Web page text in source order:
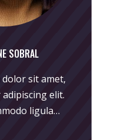
SOBRAL
sit amet,
elit.
ligula…